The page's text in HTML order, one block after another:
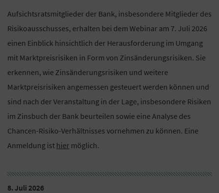
Aufsichtsratsmitglieder der Bank, insbesondere Mitglieder des
Risikoausschusses, erhalten bei dem Webinar am 7. Juli 2026
einen Einblick hinsichtlich der Herausforderung im Umgang
mit Marktpreisrisiken in Form von Zinsänderungsrisiken. Sie
erkennen, wie Zinsänderungsrisiken und weitere
Marktpreisrisiken angemessen gesteuert werden können und
sind nach der Veranstaltung in der Lage, insbesondere Risiken
im Zinsbuch der Bank beurteilen sowie eine Analyse des
Chancen-Risiko-Verhältnisses vornehmen zu können. Eine
Anmeldung ist hier möglich.
8. Juli 2026